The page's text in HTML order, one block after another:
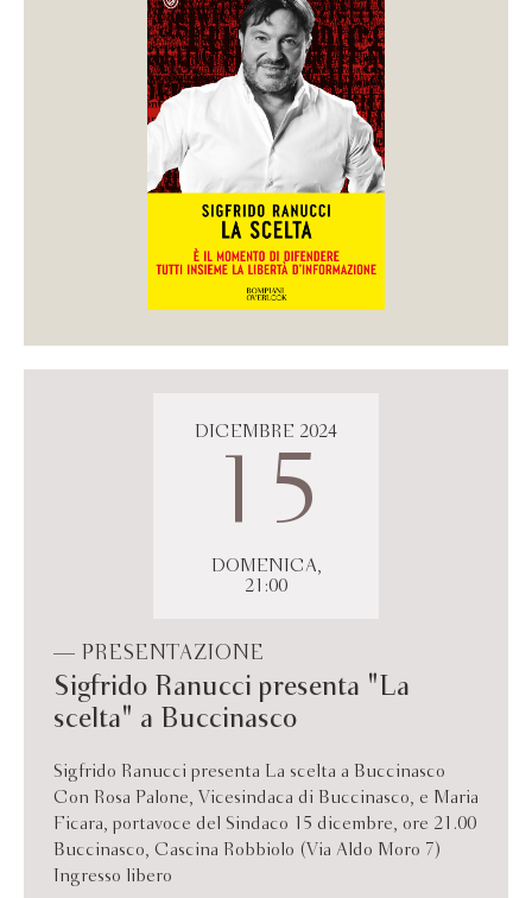
DICEMBRE 2024
15
DOMENICA,
21:00
— PRESENTAZIONE
Sigfrido Ranucci presenta "La
scelta" a Buccinasco
Sigfrido Ranucci presenta La scelta a Buccinasco
Con Rosa Palone, Vicesindaca di Buccinasco, e Maria
Ficara, portavoce del Sindaco 15 dicembre, ore 21.00
Buccinasco, Cascina Robbiolo (Via Aldo Moro 7)
Ingresso libero